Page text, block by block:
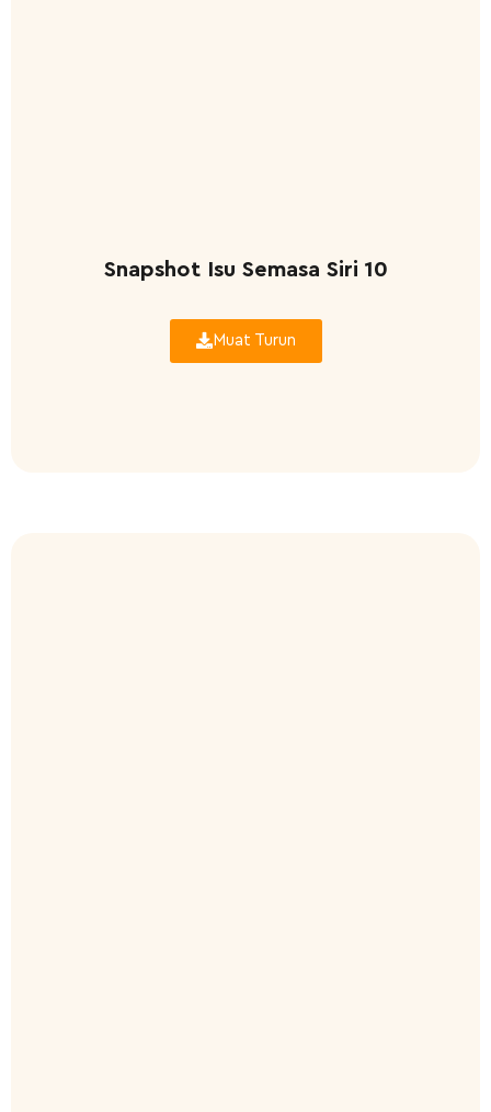
Snapshot Isu Semasa Siri 10
Muat Turun